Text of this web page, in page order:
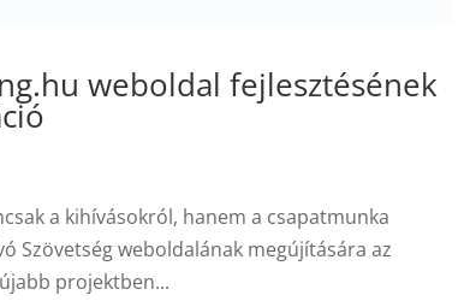
weboldal fejlesztésének
a kihívásokról, hanem a csapatmunka
Szövetség weboldalának megújítására az
projektben...